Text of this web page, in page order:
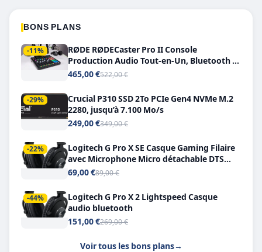
BONS PLANS
-11%
RØDE RØDECaster Pro II Console
Production Audio Tout-en-Un, Bluetooth et
Double USB-C
465,00 €522,00 €
-29%
Crucial P310 SSD 2To PCIe Gen4 NVMe M.2
2280, jusqu’à 7.100 Mo/s
249,00 €349,00 €
-22%
Logitech G Pro X SE Casque Gaming Filaire
avec Microphone Micro détachable DTS
Headphone X 7.1
69,00 €89,00 €
-44%
Logitech G Pro X 2 Lightspeed Casque
audio bluetooth
151,00 €269,00 €
Voir tous les bons plans→